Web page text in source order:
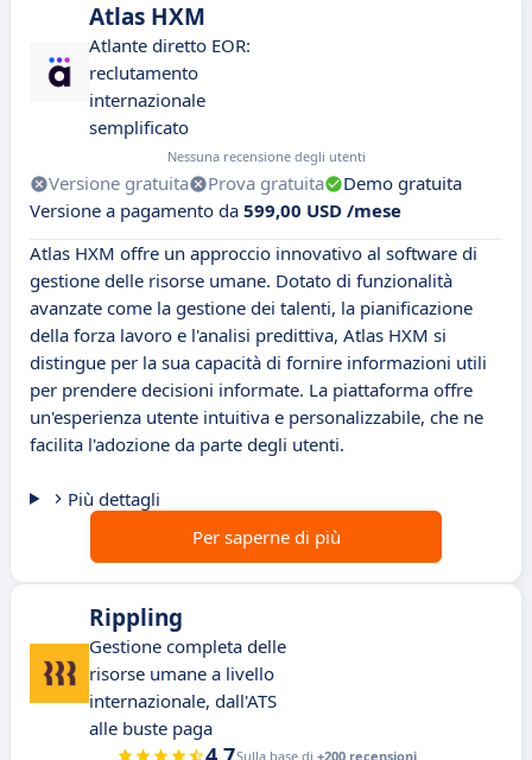
Atlas HXM
Atlante diretto EOR:
reclutamento
internazionale
semplificato
Nessuna recensione degli utenti
Versione gratuita Prova gratuita
Demo gratuita
Versione a pagamento da 599,00 USD /mese
Atlas HXM offre un approccio innovativo al software di
gestione delle risorse umane. Dotato di funzionalità
avanzate come la gestione dei talenti, la pianificazione
della forza lavoro e l'analisi predittiva, Atlas HXM si
distingue per la sua capacità di fornire informazioni utili
per prendere decisioni informate. La piattaforma offre
un'esperienza utente intuitiva e personalizzabile, che ne
facilita l'adozione da parte degli utenti.
Più dettagli
Per saperne di più
Rippling
Gestione completa delle
risorse umane a livello
internazionale, dall'ATS
alle buste paga
Sulla base di +200 recensioni